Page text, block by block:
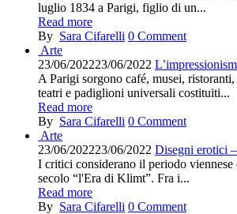
luglio 1834 a Parigi, figlio di un...
Read more
By Sara Cifarelli 0 Comment
Arte
23/06/202223/06/2022
A Parigi sorgono café, musei,
teatri e padiglioni universali costituiti...
Read more
By Sara Cifarelli 0 Comment
Arte
23/06/202223/06/2022 Disegni erotici
I critici considerano il periodo
secolo “l'Era di Klimt”. Fra i...
Read more
By Sara Cifarelli 0 Comment